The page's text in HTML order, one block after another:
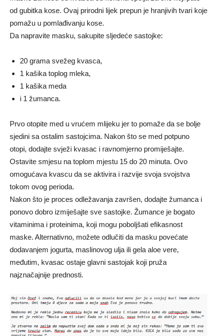
od gubitka kose. Ovaj prirodni lijek prepun je hranjivih tvari koje
pomažu u pomlađivanju kose.
Da napravite masku, sakupite sljedeće sastojke:
20 grama svežeg kvasca,
1 kašika toplog mleka,
1 kašika meda
i 1 žumanca.
Prvo otopite med u vrućem mlijeku jer to pomaže da se bolje
sjedini sa ostalim sastojcima. Nakon što se med potpuno
otopi, dodajte svježi kvasac i ravnomjerno promiješajte.
Ostavite smjesu na toplom mjestu 15 do 20 minuta. Ovo
omogućava kvascu da se aktivira i razvije svoja svojstva
tokom ovog perioda.
Nakon što je proces odležavanja završen, dodajte žumanca i
ponovo dobro izmiješajte sve sastojke. Žumance je bogato
vitaminima i proteinima, koji mogu poboljšati efikasnost
maske. Alternativno, možete odlučiti da masku povećate
dodavanjem jogurta, maslinovog ulja ili gela aloe vere,
međutim, kvasac ostaje glavni sastojak koji pruža
najznačajnije prednosti.